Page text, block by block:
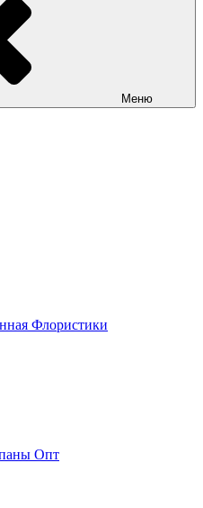
Меню
Флористики
Опт